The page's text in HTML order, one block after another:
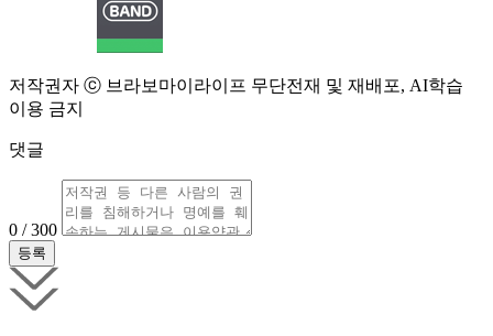
저작권자 ⓒ 브라보마이라이프 무단전재 및 재배포, AI학습
이용 금지
댓글
0 / 300